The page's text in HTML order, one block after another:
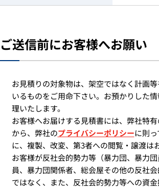
ご送信前にお客様へお願い
お見積りの対象物は、架空ではなく計画
いるものをご用命下さい。お預かりした
理いたします。
お客様へお届けする見積書には、弊社特
から、弊社のプライバシーポリシーに則
に、複製、改変、第3者への閲覧・譲渡は
お客様が反社会的勢力等（暴力団、暴力
員、暴力団関係者、総会屋その他の反社会
ではなく、また、反社会的勢力等への資